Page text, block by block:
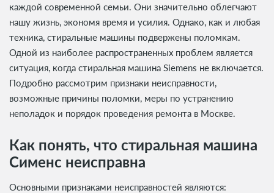
каждой современной семьи. Они значительно облегчают
нашу жизнь, экономя время и усилия. Однако, как и любая
техника, стиральные машины подвержены поломкам.
Одной из наиболее распространенных проблем является
ситуация, когда стиральная машина Siemens не включается.
Подробно рассмотрим признаки неисправности,
возможные причины поломки, меры по устранению
неполадок и порядок проведения ремонта в Москве.
Как понять, что стиральная машина
Сименс неисправна
Основными признаками неисправностей являются: